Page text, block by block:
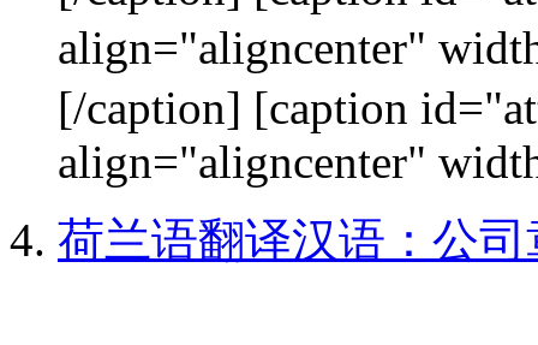
align="aligncenter"
[/caption] [caption
align="aligncenter"
荷兰语翻译汉语：公